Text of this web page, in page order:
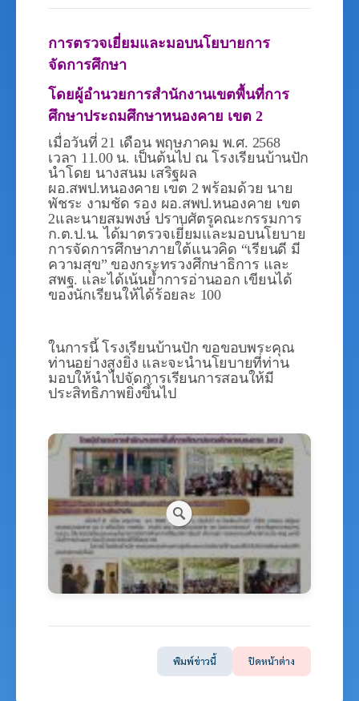
การตรวจเยี่ยมและมอบนโยบายการ
จัดการศึกษา
โดยผู้อำนวยการสำนักงานเขตพื้นที่การ
ศึกษาประถมศึกษาหนองคาย เขต 2
เมื่อวันที่ 21 เดือน พฤษภาคม พ.ศ. 2568
เวลา 11.00 น. เป็นต้นไป ณ โรงเรียนบ้านปัก
นำโดย นางสนม เสริฐผล
ผอ.สพป.หนองคาย เขต 2 พร้อมด้วย นาย
พัชระ งามชัด รอง ผอ.สพป.หนองคาย เขต
2และนายสมพงษ์ ปราบศัตรูคณะกรรมการ
ก.ต.ป.น. ได้มาตรวจเยี่ยมและมอบนโยบาย
การจัดการศึกษาภายใต้แนวคิด “เรียนดี มี
ความสุข” ของกระทรวงศึกษาธิการ และ
สพฐ. และได้เน้นย้ำการอ่านออก เขียนได้
ของนักเรียนให้ได้ร้อยละ 100
ในการนี้ โรงเรียนบ้านปัก ขอขอบพระคุณ
ท่านอย่างสูงยิ่ง และจะนำนโยบายที่ท่าน
มอบให้นำไปจัดการเรียนการสอนให้มี
ประสิทธิภาพยิ่งขึ้นไป
พิมพ์ข่าวนี้ ปิดหน้าต่าง